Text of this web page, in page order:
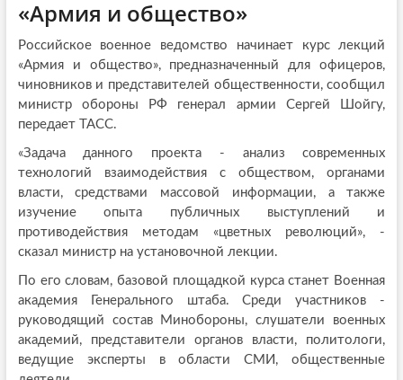
«Армия и общество»
Российское военное ведомство начинает курс лекций
«Армия и общество», предназначенный для офицеров,
чиновников и представителей общественности, сообщил
министр обороны РФ генерал армии Сергей Шойгу,
передает ТАСС.
«Задача данного проекта - анализ современных
технологий взаимодействия с обществом, органами
власти, средствами массовой информации, а также
изучение опыта публичных выступлений и
противодействия методам «цветных революций», -
сказал министр на установочной лекции.
По его словам, базовой площадкой курса станет Военная
академия Генерального штаба. Среди участников -
руководящий состав Минобороны, слушатели военных
академий, представители органов власти, политологи,
ведущие эксперты в области СМИ, общественные